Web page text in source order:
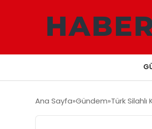
Ana Sayfa Gündem Türk Silahlı